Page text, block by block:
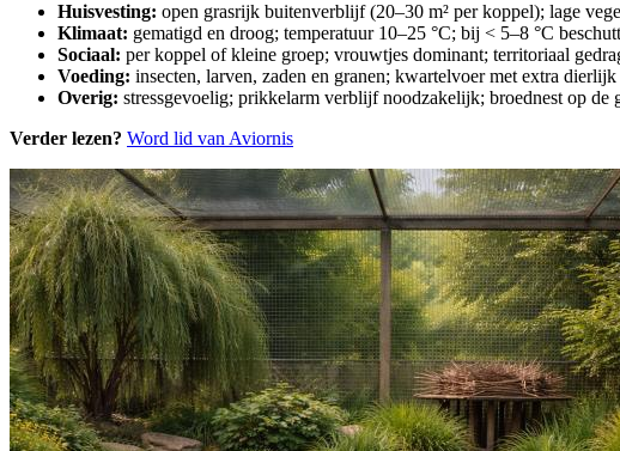
Huisvesting: open grasrijk buitenverblijf (20–30 m² per koppel); lage
Klimaat: gematigd en droog; temperatuur 10–25 °C; bij < 5–8 °C
Sociaal: per koppel of kleine groep; vrouwtjes dominant; territoriaal
Voeding: insecten, larven, zaden en granen; kwartelvoer met extra
Overig: stressgevoelig; prikkelarm verblijf noodzakelijk; broednest op
Verder lezen? Word lid van Aviornis